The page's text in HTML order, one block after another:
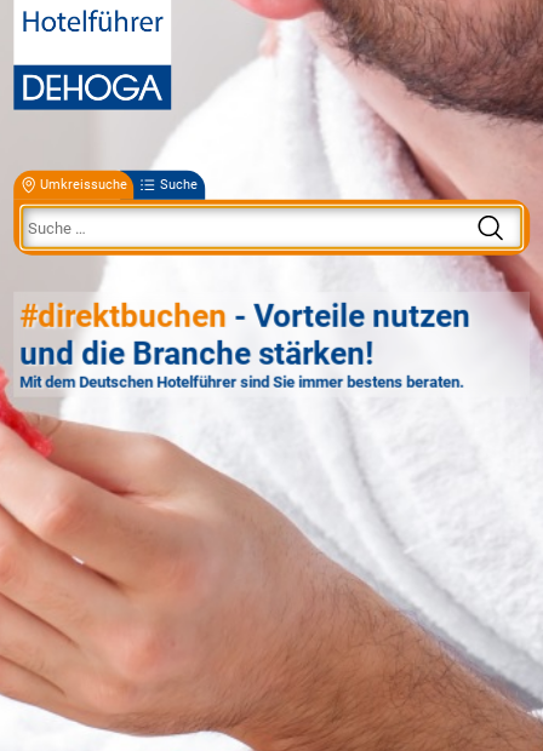
Umkreissuche Suche
#direktbuchen - Vorteile nutzen
und die Branche stärken!
Mit dem Deutschen Hotelführer sind Sie immer bestens beraten.